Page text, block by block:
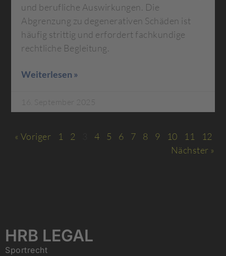
und berufliche Auswirkungen. Die
Abgrenzung zu degenerativen Schäden ist
häufig strittig und erfordert fachkundige
rechtliche Begleitung.
Weiterlesen »
16. September 2025
« Voriger 1 2 4 5 6 7 8 9 10 11
12
Nächster »
HRB LEGAL
Sportrecht